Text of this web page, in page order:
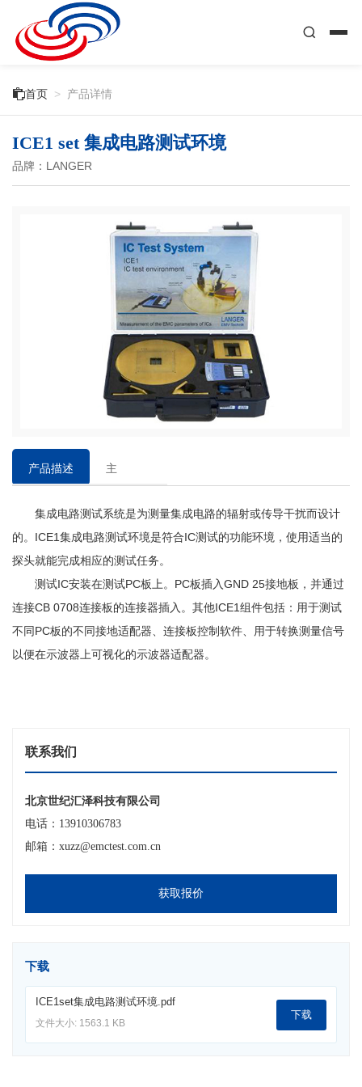
首页 > 产品详情
ICE1 set 集成电路测试环境
品牌：LANGER
产品描述
主
特
点
集成电路测试系统是为测量集成电路的辐射或传导干扰而设计
的。 ICE1集成电路测试环境是符合IC测试的功能环境，使用适当的
探头就能完成相应的测试任务。
测试IC安装在测试PC板上。PC板插入GND 25接地板，并通过
连接CB 0708连接板的连接器插入。其他ICE1组件包括：用于测试
不同PC板的不同接地适配器、连接板控制软件、用于转换测量信号
以便在示波器上可视化的示波器适配器。
联系我们
北京世纪汇泽科技有限公司
电话：13910306783
邮箱：xuzz@emctest.com.cn
获取报价
下载
ICE1set集成电路测试环境.pdf
文件大小: 1563.1 KB
下载